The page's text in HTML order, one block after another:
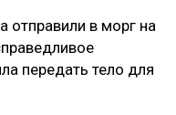
отправили в морг на
передать тело для